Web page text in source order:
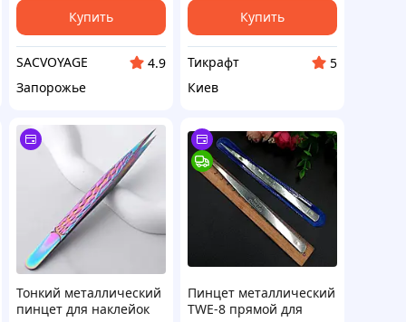
Купить
SACVOYAGE
4.9
Запорожье
Купить
Тикрафт
5
Киев
Тонкий металлический
пинцет для наклейок
Пинцет металлический
TWE-8 прямой для